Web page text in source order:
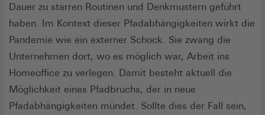
Dauer zu starren Routinen und Denkmustern geführt
haben. Im Kontext dieser Pfadabhängigkeiten wirkt die
Pandemie wie ein externer Schock. Sie zwang die
Unternehmen dort, wo es möglich war, Arbeit ins
Homeoffice zu verlegen. Damit besteht aktuell die
Möglichkeit eines Pfadbruchs, der in neue
Pfadabhängigkeiten mündet. Sollte dies der Fall sein,